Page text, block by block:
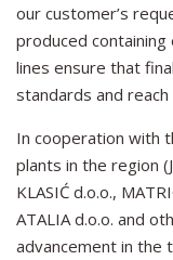
our customer’s
produced
lines ensure that
standards and
In cooperation with
plants in the region
KLASIĆ d.o.o.,
ATALIA d.o.o. and
advancement in the